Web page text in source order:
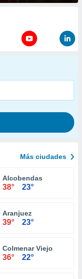
Más ciudades
Alcobendas
38° 23°
Aranjuez
39° 23°
Colmenar Viejo
36° 22°